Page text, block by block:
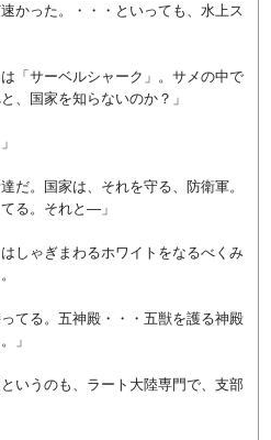
かった。・・・といっても、水上ス
「サーベルシャーク」。サメの中で
、国家を知らないのか？」
だ。国家は、それを守る、防衛軍。
る。それと―」
しゃぎまわるホワイトをなるべくみ
てる。五神殿・・・五獣を護る神殿
」
いうのも、ラート大陸専門で、支部